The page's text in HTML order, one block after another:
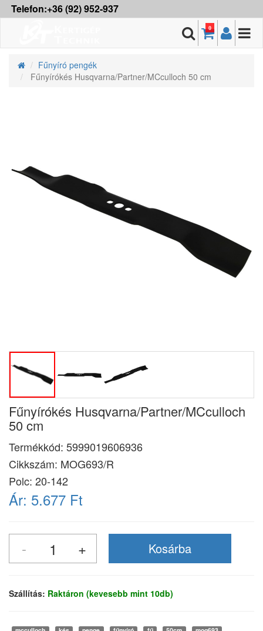
Telefon:+36 (92) 952-937
0
Fűnyíró pengék
Fűnyírókés Husqvarna/Partner/MCculloch 50 cm
Fűnyírókés Husqvarna/Partner/MCculloch
50 cm
Termékkód: 5999019606936
Cikkszám: MOG693/R
Polc: 20-142
Ár: 5.677 Ft
Szállítás: Raktáron (kevesebb mint 10db)